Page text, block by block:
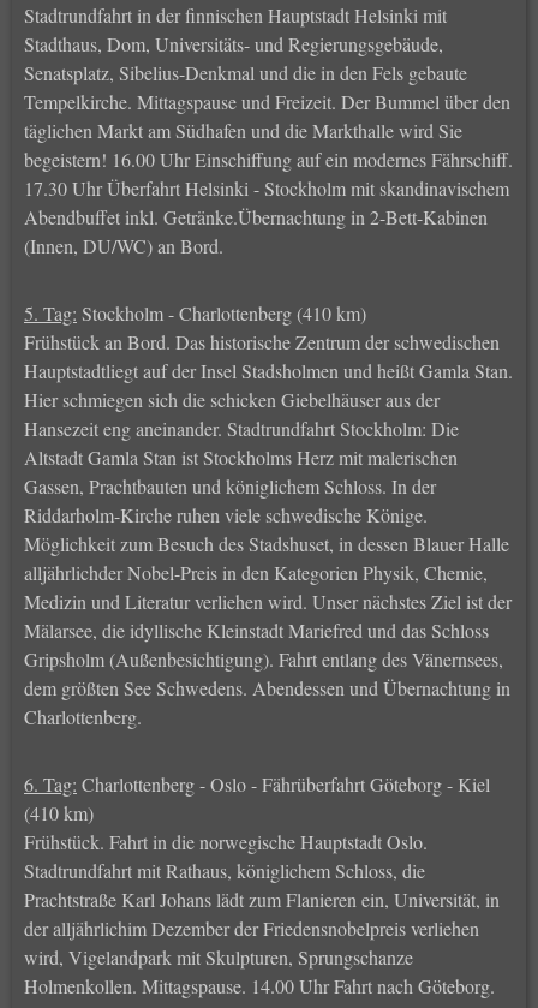
Stadtrundfahrt in der finnischen Hauptstadt Helsinki mit
Stadthaus, Dom, Universitäts- und Regierungsgebäude,
Senatsplatz, Sibelius-Denkmal und die in den Fels gebaute
Tempelkirche. Mittagspause und Freizeit. Der Bummel über den
täglichen Markt am Südhafen und die Markthalle wird Sie
begeistern! 16.00 Uhr Einschiffung auf ein modernes Fährschiff.
17.30 Uhr Überfahrt Helsinki - Stockholm mit skandinavischem
Abendbuffet inkl. Getränke.Übernachtung in 2-Bett-Kabinen
(Innen, DU/WC) an Bord.
5. Tag: Stockholm - Charlottenberg (410 km)
Frühstück an Bord. Das historische Zentrum der schwedischen
Hauptstadtliegt auf der Insel Stadsholmen und heißt Gamla Stan.
Hier schmiegen sich die schicken Giebelhäuser aus der
Hansezeit eng aneinander. Stadtrundfahrt Stockholm: Die
Altstadt Gamla Stan ist Stockholms Herz mit malerischen
Gassen, Prachtbauten und königlichem Schloss. In der
Riddarholm-Kirche ruhen viele schwedische Könige.
Möglichkeit zum Besuch des Stadshuset, in dessen Blauer Halle
alljährlichder Nobel-Preis in den Kategorien Physik, Chemie,
Medizin und Literatur verliehen wird. Unser nächstes Ziel ist der
Mälarsee, die idyllische Kleinstadt Mariefred und das Schloss
Gripsholm (Außenbesichtigung). Fahrt entlang des Vänernsees,
dem größten See Schwedens. Abendessen und Übernachtung in
Charlottenberg.
6. Tag: Charlottenberg - Oslo - Fährüberfahrt Göteborg - Kiel
(410 km)
Frühstück. Fahrt in die norwegische Hauptstadt Oslo.
Stadtrundfahrt mit Rathaus, königlichem Schloss, die
Prachtstraße Karl Johans lädt zum Flanieren ein, Universität, in
der alljährlichim Dezember der Friedensnobelpreis verliehen
wird, Vigelandpark mit Skulpturen, Sprungschanze
Holmenkollen. Mittagspause. 14.00 Uhr Fahrt nach Göteborg.